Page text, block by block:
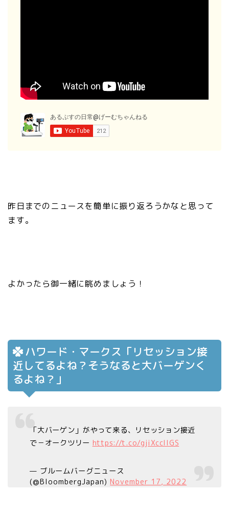
昨日までのニュースを簡単に振り返ろうかなと思って
ます。
よかったら御一緒に眺めましょう！
ハワード・マークス「リセッション接
近してるよね？そうなると大バーゲンく
るよね？」
「大バーゲン」がやって来る、リセッション接近
で－オークツリー https://t.co/gjiXcclIGS
— ブルームバーグニュース
(@BloombergJapan) November 17, 2022